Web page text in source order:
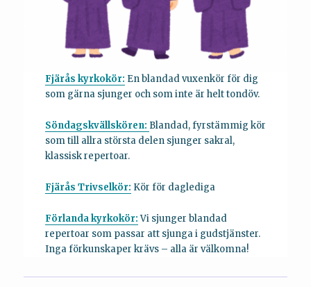
Fjärås kyrkokör: En blandad vuxenkör för dig
som gärna sjunger och som inte är helt tondöv.
Söndagskvällskören: Blandad, fyrstämmig kör
som till allra största delen sjunger sakral,
klassisk repertoar.
Fjärås Trivselkör: Kör för daglediga
Förlanda kyrkokör:Vi sjunger blandad
repertoar som passar att sjunga i gudstjänster.
Inga förkunskaper krävs – alla är välkomna!